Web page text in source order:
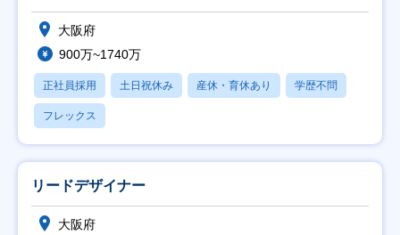
大阪府
900万~1740万
正社員採用 土日祝休み 産休・育休あり 学歴不問
フレックス
リードデザイナー
大阪府